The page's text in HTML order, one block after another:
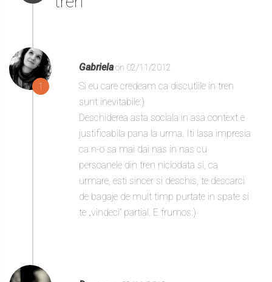
1
Gabrielaon 02/11/2012
Si eu care credeam ca discutiile in tren
sunt inevitabile:)
Deschiderea asta sociala in asa context e
justificabila pana la urma. Iti lasa impresia
ca n-o sa mai dai nas in nas cu
persoanele din tren niciodata si, ca
urmare, esti sincer si deschis, te descarci
de bagaje de mult timp purtate in spate si
te „vindeci” partial. E frumos:)